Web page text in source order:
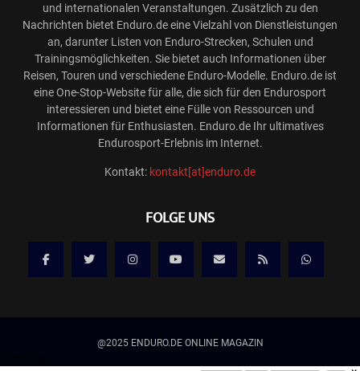
und internationalen Veranstaltungen. Zusätzlich zu den
Nachrichten bietet Enduro.de eine Vielzahl von Dienstleistungen
an, darunter Listen von Enduro-Strecken, Schulen und
Trainingsmöglichkeiten. Sie bietet auch Informationen über
Reisen, Touren und verschiedene Enduro-Modelle. Enduro.de ist
eine One-Stop-Website für alle, die sich für den Endurosport
interessieren und bietet eine Fülle von Ressourcen und
Informationen für Enthusiasten. Enduro.de Ihr ultimatives
Endurosport-Erlebnis im Internet.
Kontakt: kontakt[at]enduro.de
FOLGE UNS
@2025 ENDURO.DE ONLINE MAGAZIN